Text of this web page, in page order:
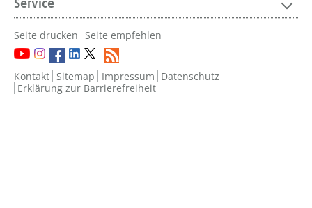
Service
Seite drucken Seite empfehlen
Kontakt Sitemap Impressum Datenschutz
Erklärung zur Barrierefreiheit